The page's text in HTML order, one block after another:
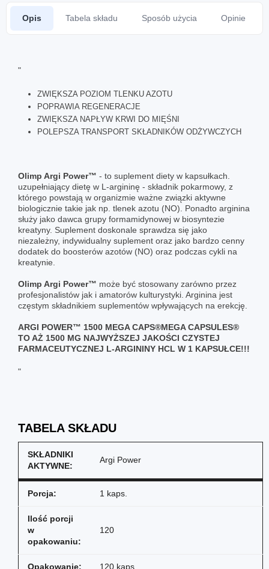
Opis Tabela składu Sposób użycia Opinie
"
ZWIĘKSZA POZIOM TLENKU AZOTU
POPRAWIA REGENERACJE
ZWIĘKSZA NAPŁYW KRWI DO MIĘŚNI
POLEPSZA TRANSPORT SKŁADNIKÓW ODŻYWCZYCH
Olimp Argi Power™ - to suplement diety w kapsułkach.
uzupełniający dietę w L-argininę - składnik pokarmowy, z
którego powstają w organizmie ważne związki aktywne
biologicznie takie jak np. tlenek azotu (NO). Ponadto arginina
służy jako dawca grupy formamidynowej w biosyntezie
kreatyny. Suplement doskonale sprawdza się jako
niezależny, indywidualny suplement oraz jako bardzo cenny
dodatek do boosterów azotów (NO) oraz podczas cykli na
kreatynie.
Olimp Argi Power™ może być stosowany zarówno przez
profesjonalistów jak i amatorów kulturystyki. Arginina jest
częstym składnikiem suplementów wpływających na erekcję.
ARGI POWER™ 1500 MEGA CAPS®MEGA CAPSULES®
TO AŻ 1500 MG NAJWYŻSZEJ JAKOŚCI CZYSTEJ
FARMACEUTYCZNEJ L-ARGININY HCL W 1 KAPSUŁCE!!!
"
TABELA SKŁADU
SKŁADNIKI
AKTYWNE:
Argi Power
Porcja: 1 kaps.
Ilość porcji
w
opakowaniu:
120
Opakowanie: 120 kaps.